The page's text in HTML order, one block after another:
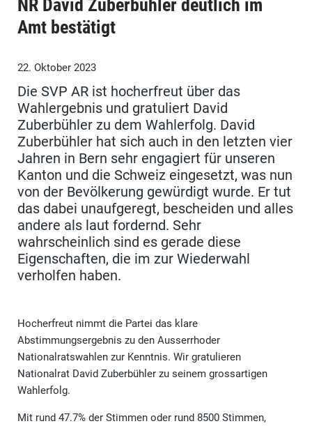
NR David Zuberbühler deutlich im
Amt bestätigt
22. Oktober 2023
Die SVP AR ist hocherfreut über das
Wahlergebnis und gratuliert David
Zuberbühler zu dem Wahlerfolg. David
Zuberbühler hat sich auch in den letzten vier
Jahren in Bern sehr engagiert für unseren
Kanton und die Schweiz eingesetzt, was nun
von der Bevölkerung gewürdigt wurde. Er tut
das dabei unaufgeregt, bescheiden und alles
andere als laut fordernd. Sehr
wahrscheinlich sind es gerade diese
Eigenschaften, die im zur Wiederwahl
verholfen haben.
Hocherfreut nimmt die Partei das klare
Abstimmungsergebnis zu den Ausserrhoder
Nationalratswahlen zur Kenntnis. Wir gratulieren
Nationalrat David Zuberbühler zu seinem grossartigen
Wahlerfolg.
Mit rund 47.7% der Stimmen oder rund 8500 Stimmen,